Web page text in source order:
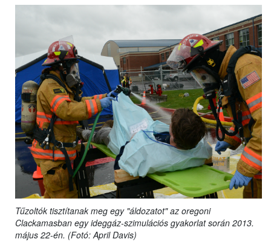
Tűzoltók tisztítanak meg egy "áldozatot" az oregoni
Clackamasban egy ideggáz-szimulációs gyakorlat során 2013.
május 22-én. (Fotó: April Davis)